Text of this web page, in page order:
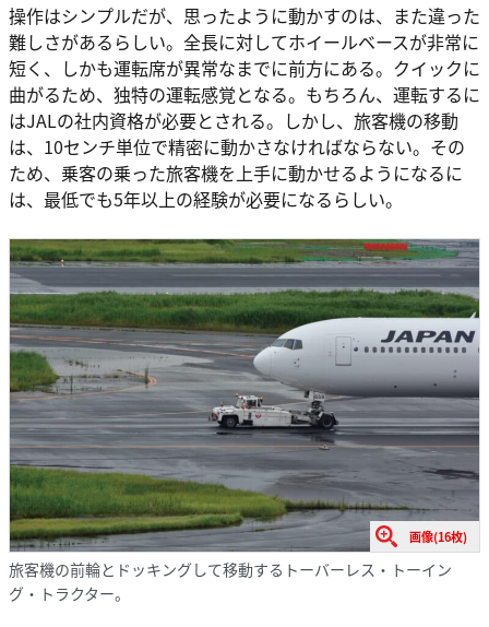
操作はシンプルだが、思ったように動かすのは、また違った
難しさがあるらしい。全長に対してホイールベースが非常に
短く、しかも運転席が異常なまでに前方にある。クイックに
曲がるため、独特の運転感覚となる。もちろん、運転するに
はJALの社内資格が必要とされる。しかし、旅客機の移動
は、10センチ単位で精密に動かさなければならない。その
ため、乗客の乗った旅客機を上手に動かせるようになるに
は、最低でも5年以上の経験が必要になるらしい。
画像(16枚)
旅客機の前輪とドッキングして移動するトーバーレス・トーイン
グ・トラクター。